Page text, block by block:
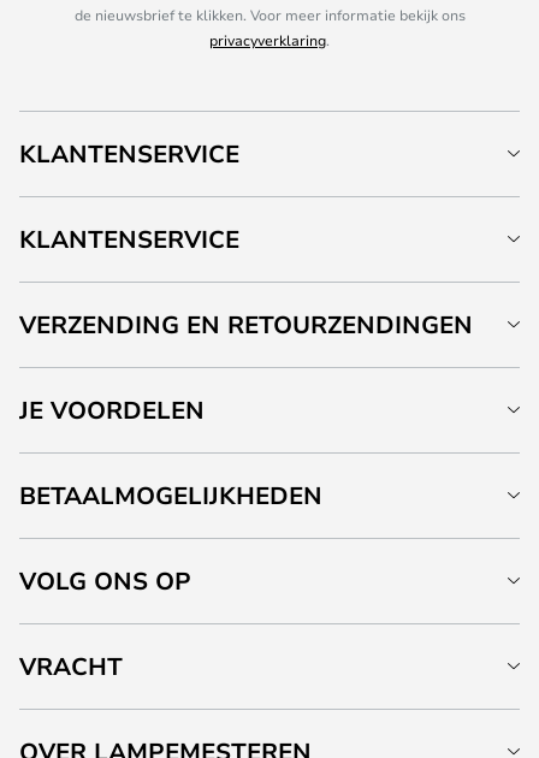
de nieuwsbrief te klikken. Voor meer informatie bekijk ons
privacyverklaring.
KLANTENSERVICE
KLANTENSERVICE
VERZENDING EN RETOURZENDINGEN
JE VOORDELEN
BETAALMOGELIJKHEDEN
VOLG ONS OP
VRACHT
OVER LAMPEMESTEREN